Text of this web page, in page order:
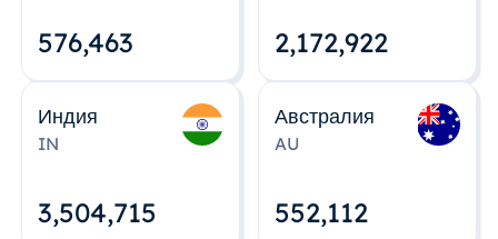
576,463 2,172,922
Индия
IN
3,504,715
Австралия
AU
552,112